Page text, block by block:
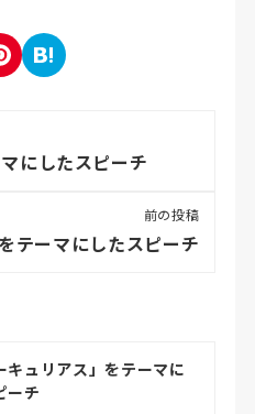
にしたスピーチ
前の投稿
テーマにしたスピーチ
キュリアス」をテーマに
ーチ